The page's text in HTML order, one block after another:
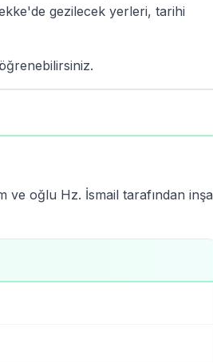
gezilecek yerleri, tarihi
ve oğlu Hz. İsmail tarafından inşa